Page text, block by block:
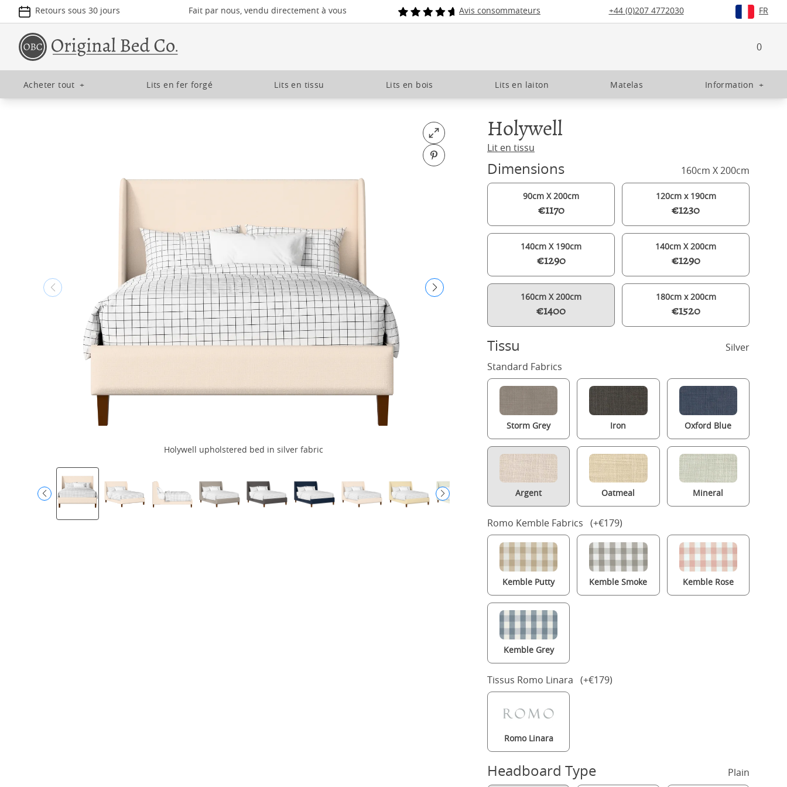
Retours sous 30 jours Fait par nous, vendu directement à vous Avis consommateurs +44 (0)207 4772030 FR
0
Acheter tout + Lits en fer forgé Lits en tissu Lits en bois Lits en laiton Matelas Information +
Open fullscreen
Pin on Pinterest
Holywell upholstered bed in silver fabric Holywell upholstered bed in silver fabric with Juno mattress
Holywell
Lit en tissu
Dimensions 160cm X 200cm
90cm X 200cm
€1170
120cm x 190cm
€1230
140cm X 190cm
€1290
140cm X 200cm
€1290
160cm X 200cm
€1400
180cm x 200cm
€1520
Tissu
Silver
Standard Fabrics
Storm Grey Iron Oxford Blue
Argent Oatmeal Mineral
Romo Kemble Fabrics (+€179)
Kemble Putty Kemble Smoke Kemble Rose
Kemble Grey
Tissus Romo Linara (+€179)
Romo Linara
Headboard Type Plain